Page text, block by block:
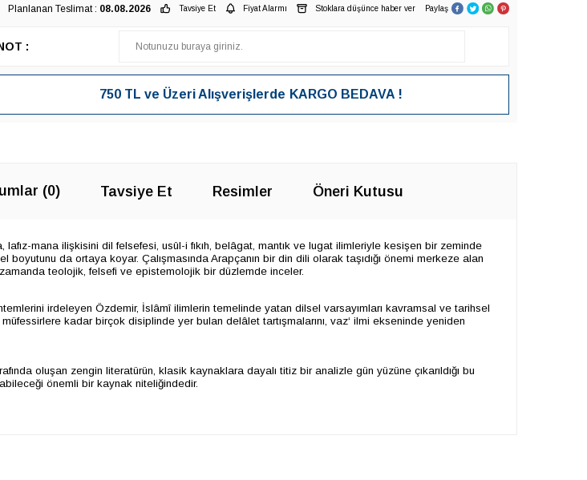
Planlanan Teslimat : 08.08.2026 Tavsiye Et Fiyat Alarmı Stoklara düşünce haber ver Paylaş
:
750 TL ve Üzeri Alışverişlerde KARGO BEDAVA !
(0) Tavsiye Et Resimler Öneri Kutusu
lafız-mana ilişkisini dil felsefesi, usûl-i fıkıh, belâgat, mantık ve lugat ilimleriyle kesişen bir zeminde
da ortaya koyar. Çalışmasında Arapçanın bir din dili olarak taşıdığı önemi merkeze alan
teolojik, felsefi ve epistemolojik bir düzlemde inceler.
irdeleyen Özdemir, İslâmî ilimlerin temelinde yatan dilsel varsayımları kavramsal ve tarihsel
kadar birçok disiplinde yer bulan delâlet tartışmalarını, vaz‘ ilmi ekseninde yeniden
oluşan zengin literatürün, klasik kaynaklara dayalı titiz bir analizle gün yüzüne çıkarıldığı bu
önemli bir kaynak niteliğindedir.